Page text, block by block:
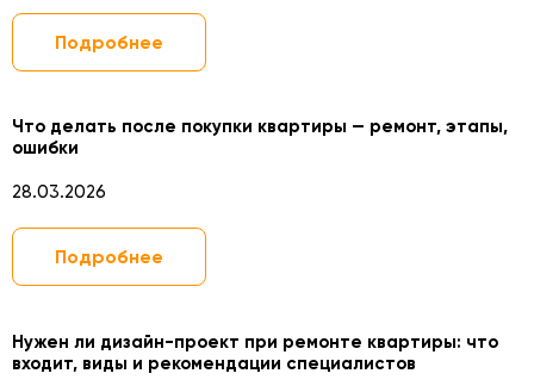
Подробнее
Что делать после покупки квартиры — ремонт, этапы,
ошибки
28.03.2026
Подробнее
Нужен ли дизайн-проект при ремонте квартиры: что
входит, виды и рекомендации специалистов